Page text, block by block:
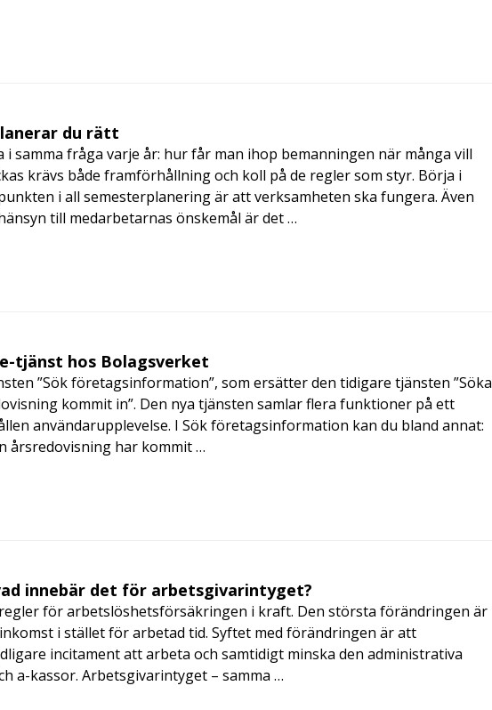
du rätt
samma fråga varje år: hur får man ihop bemanningen när många vill
krävs både framförhållning och koll på de regler som styr. Börja i
i all semesterplanering är att verksamheten ska fungera. Även
till medarbetarnas önskemål är det …
tjänst hos Bolagsverket
”Sök företagsinformation”, som ersätter den tidigare tjänsten ”Söka
kommit in”. Den nya tjänsten samlar flera funktioner på ett
användarupplevelse. I Sök företagsinformation kan du bland annat:
årsredovisning har kommit …
innebär det för arbetsgivarintyget?
för arbetslöshetsförsäkringen i kraft. Den största förändringen är
i stället för arbetad tid. Syftet med förändringen är att
incitament att arbeta och samtidigt minska den administrativa
a-kassor. Arbetsgivarintyget – samma …